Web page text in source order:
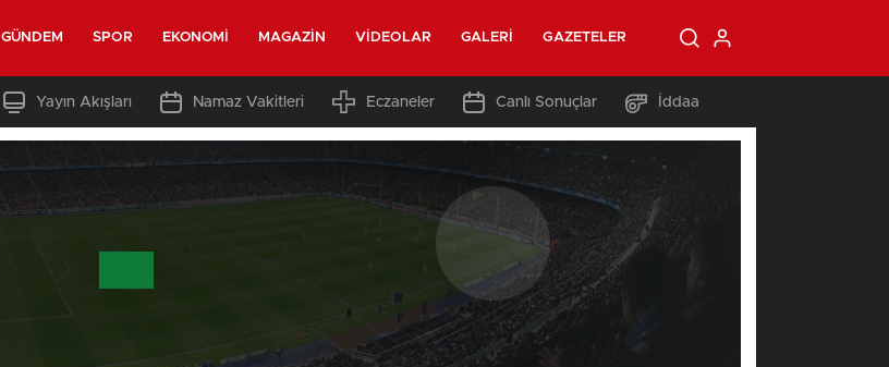
GÜNDEM SPOR EKONOMI MAGAZIN VIDEOLAR GALERI GAZETELER
Yayın Akışları Namaz Vakitleri Eczaneler Canlı Sonuçlar İddaa